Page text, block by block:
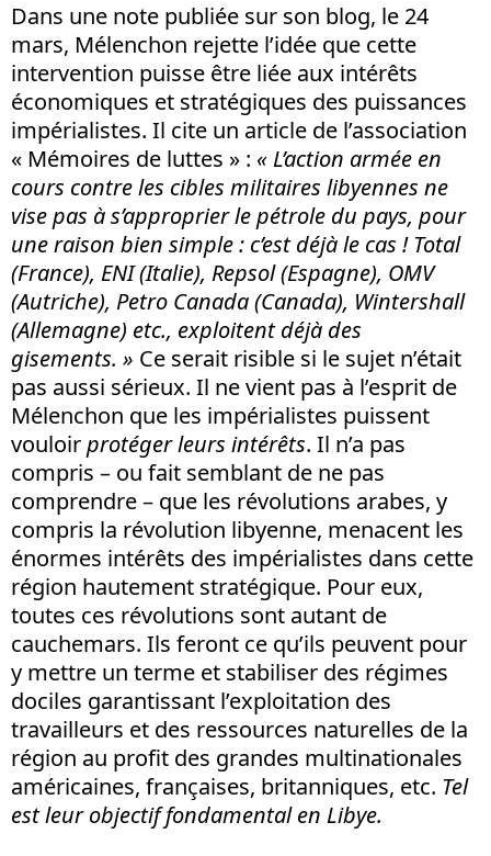
Dans une note publiée sur son blog, le 24
mars, Mélenchon rejette l’idée que cette
intervention puisse être liée aux intérêts
économiques et stratégiques des puissances
impérialistes. Il cite un article de l’association
« Mémoires de luttes » : « L’action armée en
cours contre les cibles militaires libyennes ne
vise pas à s’approprier le pétrole du pays, pour
une raison bien simple : c’est déjà le cas ! Total
(France), ENI (Italie), Repsol (Espagne), OMV
(Autriche), Petro Canada (Canada), Wintershall
(Allemagne) etc., exploitent déjà des
gisements. » Ce serait risible si le sujet n’était
pas aussi sérieux. Il ne vient pas à l’esprit de
Mélenchon que les impérialistes puissent
vouloirprotéger leurs intérêts. Il n’a pas
compris – ou fait semblant de ne pas
comprendre – que les révolutions arabes, y
compris la révolution libyenne, menacent les
énormes intérêts des impérialistes dans cette
région hautement stratégique. Pour eux,
toutes ces révolutions sont autant de
cauchemars. Ils feront ce qu’ils peuvent pour
y mettre un terme et stabiliser des régimes
dociles garantissant l’exploitation des
travailleurs et des ressources naturelles de la
région au profit des grandes multinationales
américaines, françaises, britanniques, etc. Tel
est leur objectif fondamental en Libye.